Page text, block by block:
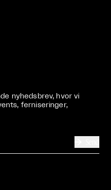
nyhedsbrev, hvor vi
ferniseringer,